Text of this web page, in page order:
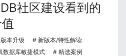
社区建设看到的
版本升级
新版本/特性解读
数据库敏捷模式 精选案例